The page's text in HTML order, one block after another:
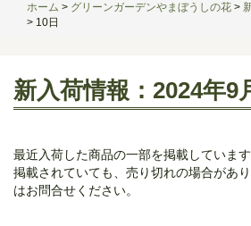
ホーム > グリーンガーデンやまぼうしの花 >
> 10日
新入荷情報：2024年9
最近入荷した商品の一部を掲載していま
掲載されていても、売り切れの場合があ
はお問合せください。